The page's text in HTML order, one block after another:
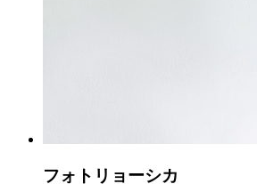
フォトリョーシカ